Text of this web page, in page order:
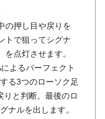
の押し目や戻りを
トで狙ってシグナ
を点灯させます。
よるパーフェクト
る3つのローソク足
りと判断。最後のロ
ナルを出します。